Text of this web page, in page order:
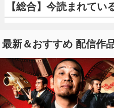
【総合】今読まれてい
最新＆おすすめ 配信作